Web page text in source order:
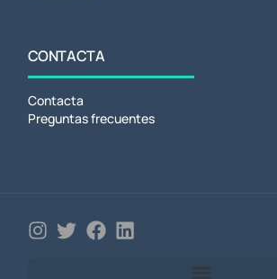
CONTACTA
Contacta
Preguntas frecuentes